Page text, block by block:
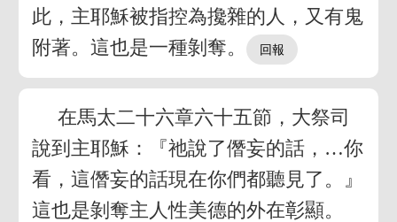
此，主耶穌被指控為攙雜的人，又有鬼
附著。這也是一種剝奪。
在馬太二十六章六十五節，大祭司
說到主耶穌：『祂說了僭妄的話，…你
看，這僭妄的話現在你們都聽見了。』
這也是剝奪主人性美德的外在彰顯。